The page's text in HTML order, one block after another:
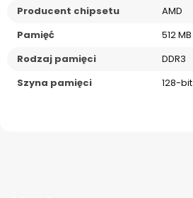
Producent chipsetu
AMD
Pamięć
512 MB
Rodzaj pamięci
DDR3
Szyna pamięci
128-bit